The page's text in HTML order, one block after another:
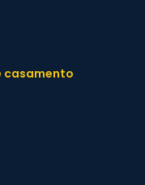
casamento